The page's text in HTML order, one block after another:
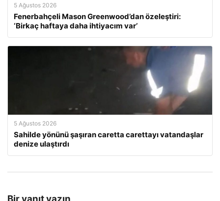
5 Ağustos 2026
Fenerbahçeli Mason Greenwood’dan özeleştiri:
‘Birkaç haftaya daha ihtiyacım var’
5 Ağustos 2026
Sahilde yönünü şaşıran caretta carettayı vatandaşlar
denize ulaştırdı